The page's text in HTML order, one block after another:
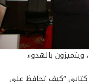
بالهدوء
ألف نسخة من كتابي “كيف تحافظ على